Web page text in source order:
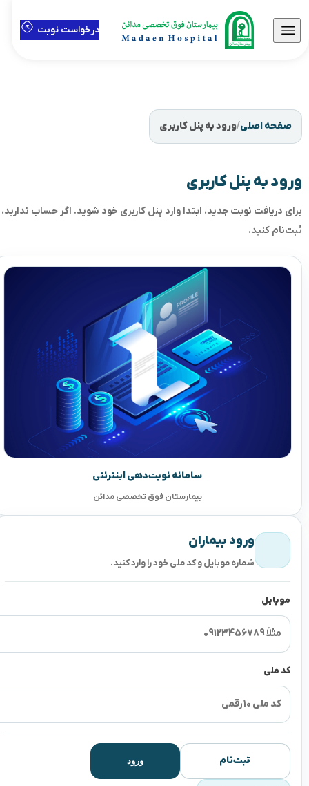
درخواست نوبت
صفحه اصلی/ورود به پنل کاربری
ورود به پنل کاربری
برای دریافت نوبت جدید، ابتدا وارد پنل کاربری خود شوید. اگر حساب ندارید،
ثبت‌نام کنید.
سامانه نوبت‌دهی اینترنتی
بیمارستان فوق تخصصی مدائن
ورود بیماران
شماره موبایل و کد ملی خود را وارد کنید.
موبایل
کد ملی
ثبت‌نام ورود